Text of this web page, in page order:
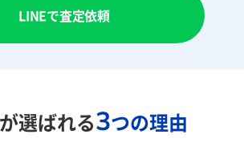
LINEで査定依頼
選ばれる3つの理由